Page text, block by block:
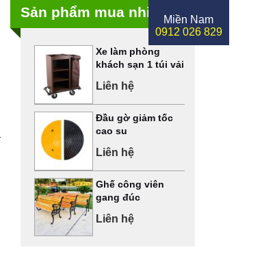
Miền Nam
0912 026 829
Sản phẩm mua nhiều
Xe làm phòng
khách sạn 1 túi vải
Liên hệ
Đầu gờ giảm tốc
cao su
Liên hệ
Ghế công viên
gang đúc
Liên hệ